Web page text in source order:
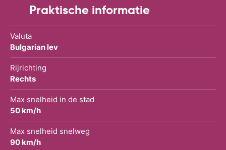
Praktische informatie
Valuta
Bulgarian lev
Rijrichting
Rechts
Max snelheid in de stad
50 km/h
Max snelheid snelweg
90 km/h